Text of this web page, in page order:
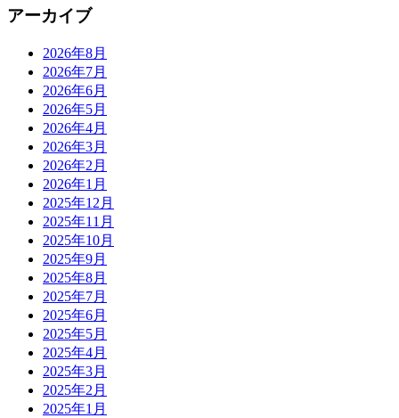
アーカイブ
2026年8月
2026年7月
2026年6月
2026年5月
2026年4月
2026年3月
2026年2月
2026年1月
2025年12月
2025年11月
2025年10月
2025年9月
2025年8月
2025年7月
2025年6月
2025年5月
2025年4月
2025年3月
2025年2月
2025年1月